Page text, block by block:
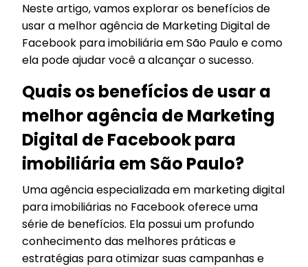
Neste artigo, vamos explorar os benefícios de
usar a melhor agência de Marketing Digital de
Facebook para imobiliária em São Paulo e como
ela pode ajudar você a alcançar o sucesso.
Quais os benefícios de usar a
melhor agência de Marketing
Digital de Facebook para
imobiliária em São Paulo?
Uma agência especializada em marketing digital
para imobiliárias no Facebook oferece uma
série de benefícios. Ela possui um profundo
conhecimento das melhores práticas e
estratégias para otimizar suas campanhas e